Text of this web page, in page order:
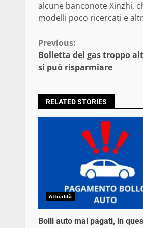
alcune banconote Xinzhi,
modelli poco ricercati e
Continue
Reading
Previous:
Bolletta del gas troppo
si può risparmiare
RELATED STORIES
Attualità
Bolli auto mai pagati, in